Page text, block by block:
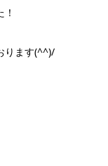
ります(^^)/